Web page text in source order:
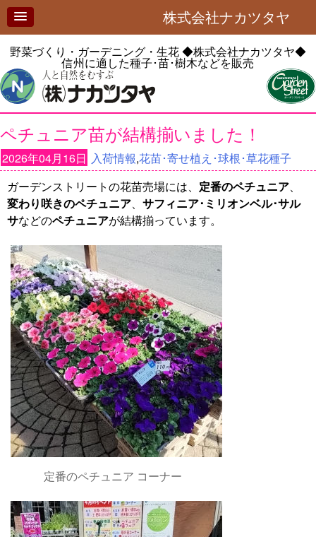
株式会社ナカツタヤ
野菜づくり・ガーデニング・生花◆株式会社ナカツタヤ◆
信州に適した種子･苗･樹木などを販売
ペチュニア苗が結構揃いました！
2026年04月16日 入荷情報,花苗･寄せ植え･球根･草花種子
ガーデンストリートの花苗売場には、 定番のペチュニア、
変わり咲きのペチュニア、 サフィニア･ミリオンベル･サル
サなどのペチュニアが結構揃っています。
定番のペチュニア コーナー